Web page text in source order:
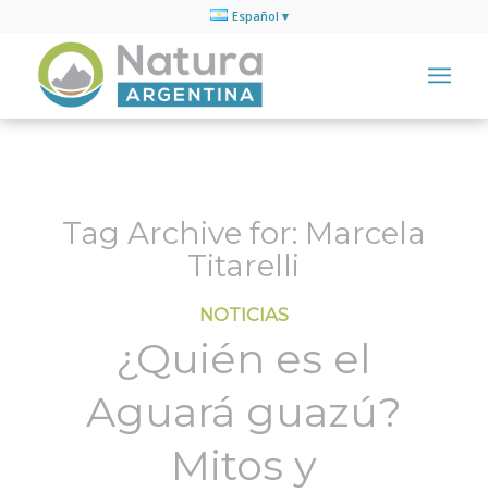
Español
Tag Archive for: Marcela
Titarelli
NOTICIAS
¿Quién es el
Aguará guazú?
Mitos y